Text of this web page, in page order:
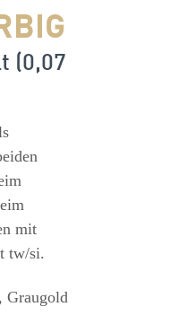
(0,07
mit
tw/si.
Graugold